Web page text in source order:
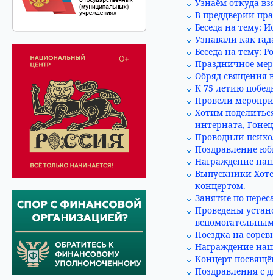
Узнаём откуда
В преддверии
Беседа на тему:
Узнавали как
Беседа на тему:
Праздничное
Обряд священия
К 75 летию
Провели
Хотим
интерната,
Проводили
Поздравление
Награждение
Выпускники
концертом.
Занятие по
Проведены
Поездка на
Награждение
Концерт
Поздравления с